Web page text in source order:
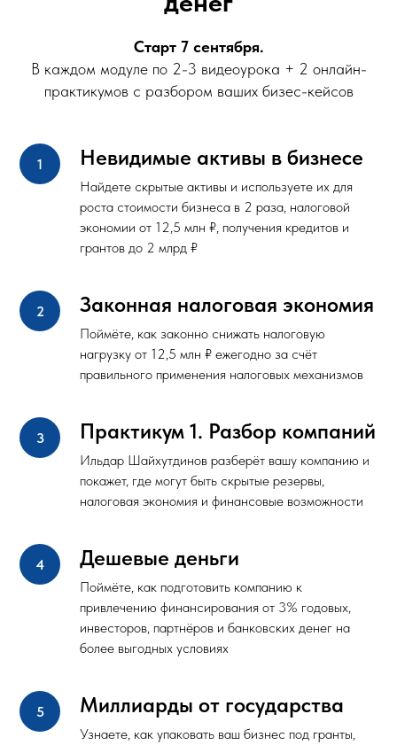
Старт 7 сентября.
В каждом модуле по 2-3 видеоурока + 2 онлайн-
практикумов с разбором ваших бизес-кейсов
Невидимые активы в бизнесе
Найдете скрытые активы и используете их для
роста стоимости бизнеса в 2 раза, налоговой
экономии от 12,5 млн ₽, получения кредитов и
грантов до 2 млрд ₽
Законная налоговая экономия
Поймёте, как законно снижать налоговую
нагрузку от 12,5 млн ₽ ежегодно за счёт
правильного применения налоговых механизмов
Практикум 1. Разбор компаний
Ильдар Шайхутдинов разберёт вашу компанию и
покажет, где могут быть скрытые резервы,
налоговая экономия и финансовые возможности
Дешевые деньги
Поймёте, как подготовить компанию к
привлечению финансирования от 3% годовых,
инвесторов, партнёров и банковских денег на
более выгодных условиях
Миллиарды от государства
Узнаете, как упаковать ваш бизнес под гранты,